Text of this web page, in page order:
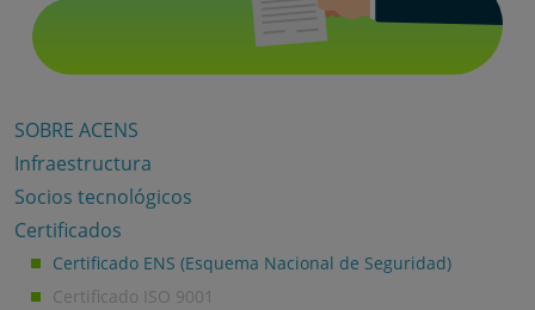
SOBRE ACENS
Infraestructura
Socios tecnológicos
Certificados
Certificado ENS (Esquema Nacional de Seguridad)
Certificado ISO 9001